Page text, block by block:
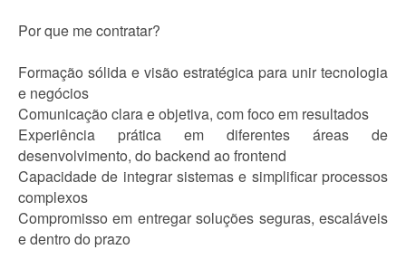
Por que me contratar?
Formação sólida e visão estratégica para unir tecnologia
e negócios
Comunicação clara e objetiva, com foco em resultados
Experiência prática em diferentes áreas de
desenvolvimento, do backend ao frontend
Capacidade de integrar sistemas e simplificar processos
complexos
Compromisso em entregar soluções seguras, escaláveis
e dentro do prazo